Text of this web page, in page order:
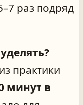
раз подряд
практики
минут в